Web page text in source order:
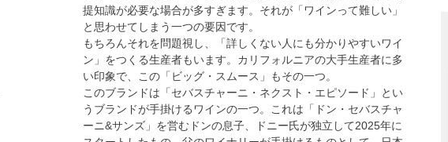
提知識が必要な場合が多すぎます。それが「ワインって難しい」
と思わせてしまう一つの要因です。
もちろんそれを問題視し、「詳しくない人にも分かりやすいワイ
ン」をつくる生産者もいます。カリフォルニアの大手生産者に多
い印象で、この「ビッグ・スムース」もその一つ。
このブランドは「セバスチャーニ・ネクスト・エピソード」とい
うブランドが手掛けるワインの一つ。これは「ドン・セバスチャ
ーニ&サンズ」を営むドンの息子、ドニー氏が独立して2025年に